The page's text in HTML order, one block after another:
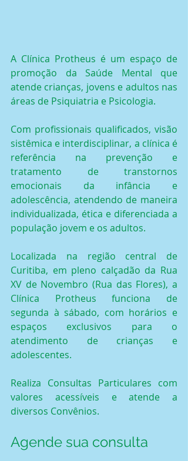
A Clínica Protheus é um espaço de
promoção da Saúde Mental que
atende crianças, jovens e adultos nas
áreas de Psiquiatria e Psicologia.
Com profissionais qualificados, visão
sistêmica e interdisciplinar, a clínica é
referência na prevenção e
tratamento de transtornos
emocionais da infância e
adolescência, atendendo de maneira
individualizada, ética e diferenciada a
população jovem e os adultos.
Localizada na região central de
Curitiba, em pleno calçadão da Rua
XV de Novembro (Rua das Flores), a
Clínica Protheus funciona de
segunda à sábado, com horários e
espaços exclusivos para o
atendimento de crianças e
adolescentes.
Realiza Consultas Particulares com
valores acessíveis e atende a
diversos Convênios.
Agende sua consulta